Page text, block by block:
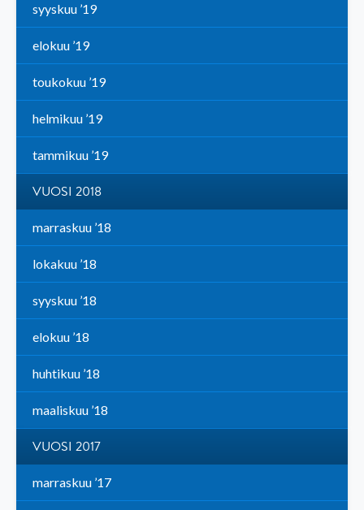
syyskuu ’19
elokuu ’19
toukokuu ’19
helmikuu ’19
tammikuu ’19
VUOSI 2018
marraskuu ’18
lokakuu ’18
syyskuu ’18
elokuu ’18
huhtikuu ’18
maaliskuu ’18
VUOSI 2017
marraskuu ’17